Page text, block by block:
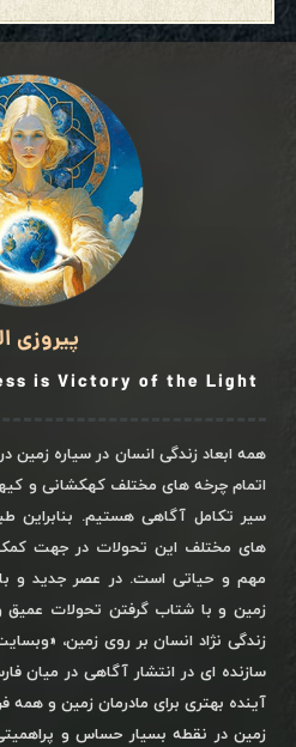
پیروزی
is Victory of the Light
همه ابعاد زندگی انسان در سیاره زمین
اتمام چرخه های مختلف کهکشانی و
سیر تکامل آگاهی هستیم. بنابراین
های مختلف این تحولات در جهت
مهم و حیاتی است. در عصر جدید و
زمین و با شتاب گرفتن تحولات عمیق
زندگی نژاد انسان بر روی زمین،
سازنده ای در انتشار آگاهی در میان
آینده بهتری برای مادرمان زمین و همه
زمین در نقطه بسیار حساس و